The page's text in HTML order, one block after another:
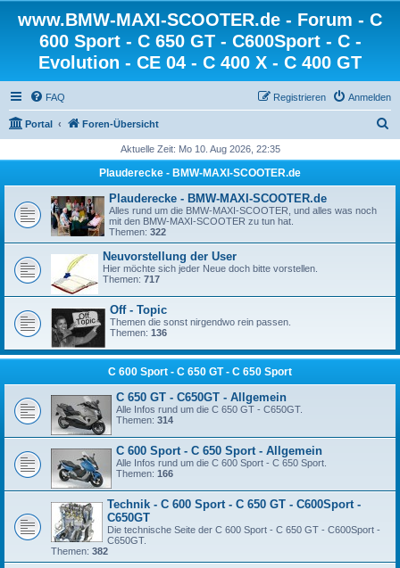
www.BMW-MAXI-SCOOTER.de - Forum - C
600 Sport - C 650 GT - C600Sport - C -
Evolution - CE 04 - C 400 X - C 400 GT
FAQ Anmelden
Registrieren
Portal Foren-Übersicht
h
Aktuelle Zeit: Mo 10. Aug 2026, 22:35
Plauderecke - BMW-MAXI-SCOOTER.de
Plauderecke - BMW-MAXI-SCOOTER.de
Alles rund um die BMW-MAXI-SCOOTER, und alles was noch
mit den BMW-MAXI-SCOOTER zu tun hat.
Themen: 322
Neuvorstellung der User
Hier möchte sich jeder Neue doch bitte vorstellen.
Themen: 717
Off - Topic
Themen die sonst nirgendwo rein passen.
Themen: 136
C 600 Sport - C 650 GT - C 650 Sport
C 650 GT - C650GT - Allgemein
Alle Infos rund um die C 650 GT - C650GT.
Themen: 314
C 600 Sport - C 650 Sport - Allgemein
Alle Infos rund um die C 600 Sport - C 650 Sport.
Themen: 166
Technik - C 600 Sport - C 650 GT - C600Sport -
C650GT
Die technische Seite der C 600 Sport - C 650 GT - C600Sport -
C650GT.
Themen: 382